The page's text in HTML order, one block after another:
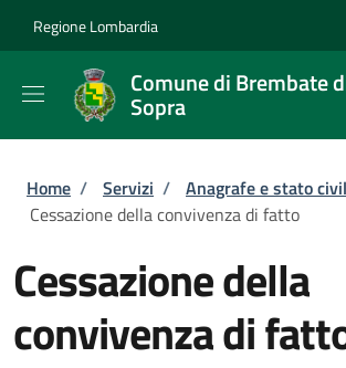
Regione Lombardia
Comune di Brembate
Sopra
Briciole di pane
Home / Servizi / Anagrafe e stato
Cessazione della convivenza di fatto
Cessazione della
convivenza di